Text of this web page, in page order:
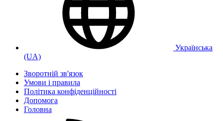
Українська
(UA)
Зворотній зв'язок
Умови і правила
Політика конфіденційності
Дoпoмoга
Головна